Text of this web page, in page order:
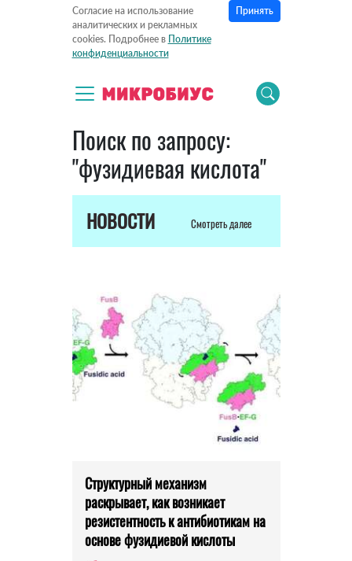
Согласие на использование
аналитических и рекламных
cookies. Подробнее в Политике
конфиденциальности
Принять
Поиск по запросу:
"фузидиевая кислота"
НОВОСТИ Смотреть далее
Структурный механизм
раскрывает, как возникает
резистентность к антибиотикам на
основе фузидиевой кислоты